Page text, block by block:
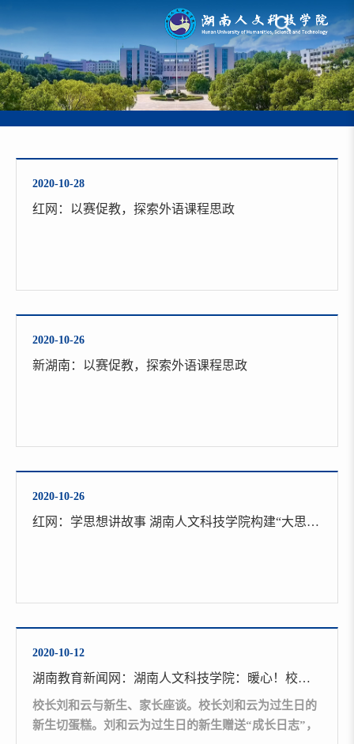
2020-10-28
红网：以赛促教，探索外语课程思政
2020-10-26
新湖南：以赛促教，探索外语课程思政
2020-10-26
红网：学思想讲故事 湖南人文科技学院构建“大思政”格局
2020-10-12
湖南教育新闻网：湖南人文科技学院：暖心！校长刘和云为5位入学新生庆生
​校长刘和云与新生、家长座谈。校长刘和云为过生日的
新生切蛋糕。刘和云为过生日的新生赠送“成长日志”，